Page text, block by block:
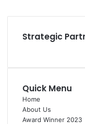
Strategic
Quick Menu
Home
About Us
Award Winner 2023